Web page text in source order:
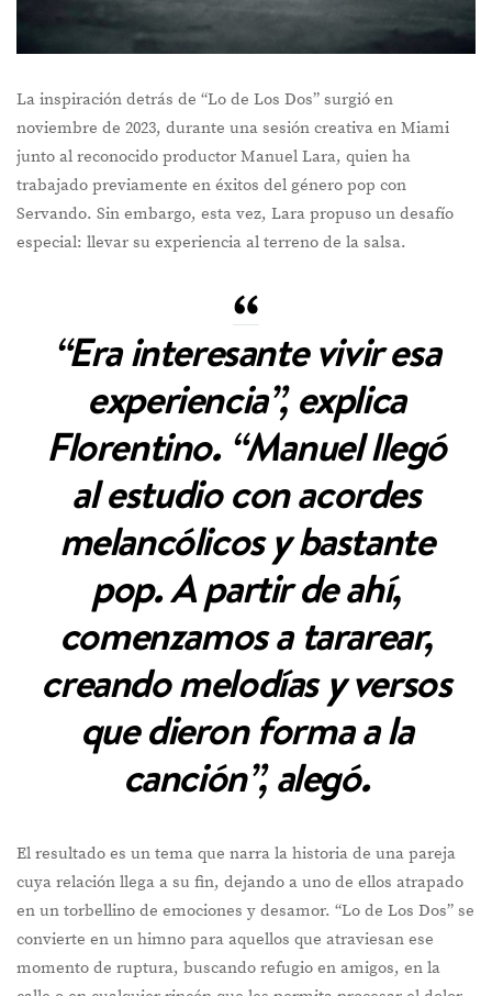
La inspiración detrás de “Lo de Los Dos” surgió en
noviembre de 2023, durante una sesión creativa en Miami
junto al reconocido productor Manuel Lara, quien ha
trabajado previamente en éxitos del género pop con
Servando. Sin embargo, esta vez, Lara propuso un desafío
especial: llevar su experiencia al terreno de la salsa.
“Era interesante vivir esa
experiencia”, explica
Florentino. “Manuel llegó
al estudio con acordes
melancólicos y bastante
pop. A partir de ahí,
comenzamos a tararear,
creando melodías y versos
que dieron forma a la
canción”, alegó.
El resultado es un tema que narra la historia de una pareja
cuya relación llega a su fin, dejando a uno de ellos atrapado
en un torbellino de emociones y desamor. “Lo de Los Dos” se
convierte en un himno para aquellos que atraviesan ese
momento de ruptura, buscando refugio en amigos, en la